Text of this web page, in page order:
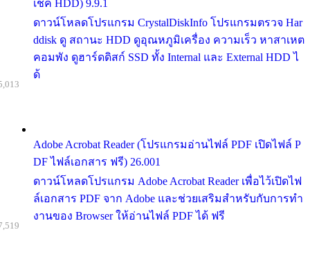
เช็ค HDD) 9.9.1
ดาวน์โหลดโปรแกรม CrystalDiskInfo โปรแกรมตรวจ Har
ddisk ดู สถานะ HDD ดูอุณหภูมิเครื่อง ความเร็ว หาสาเหต
คอมพัง ดูฮาร์ดดิสก์ SSD ทั้ง Internal และ External HDD ไ
ด้
Adobe Acrobat Reader (โปรแกรมอ่านไฟล์ PDF เปิดไฟล์ P
DF ไฟล์เอกสาร ฟรี) 26.001
ดาวน์โหลดโปรแกรม Adobe Acrobat Reader เพื่อไว้เปิดไฟ
ล์เอกสาร PDF จาก Adobe และช่วยเสริมสำหรับกับการทำ
งานของ Browser ให้อ่านไฟล์ PDF ได้ ฟรี